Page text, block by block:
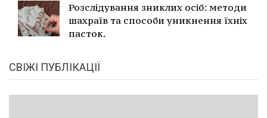
Розслідування зниклих осіб: методи
шахраїв та способи уникнення їхніх
пасток.
СВІЖІ ПУБЛІКАЦІЇ